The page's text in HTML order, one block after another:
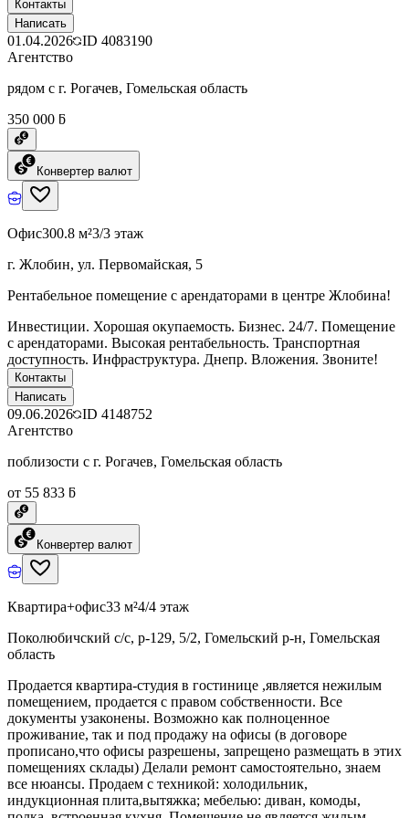
Контакты
Написать
01.04.2026 ID 4083190
Агентство
рядом с г. Рогачев, Гомельская область
350 000 ƃ
Конвертер валют
Офис300.8 м²3/3 этаж
г. Жлобин, ул. Первомайская, 5
Рентабельное помещение с арендаторами в центре Жлобина!
Инвестиции. Хорошая окупаемость. Бизнес. 24/7. Помещение
с арендаторами. Высокая рентабельность. Транспортная
доступность. Инфраструктура. Днепр. Вложения. Звоните!
Контакты
Написать
09.06.2026 ID 4148752
Агентство
поблизости с г. Рогачев, Гомельская область
от 55 833 ƃ
Конвертер валют
Квартира+офис33 м²4/4 этаж
Поколюбичский с/с, р-129, 5/2, Гомельский р-н, Гомельская
область
Продается квартира-студия в гостинице ,является нежилым
помещением, продается с правом собственности. Все
документы узаконены. Возможно как полноценное
проживание, так и под продажу на офисы (в договоре
прописано,что офисы разрешены, запрещено размещать в этих
помещениях склады) Делали ремонт самостоятельно, знаем
все нюансы. Продаем с техникой: холодильник,
индукционная плита,вытяжка; мебелью: диван, комоды,